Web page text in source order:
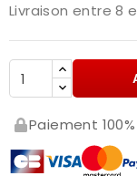
Livraison entre 8
Paiement